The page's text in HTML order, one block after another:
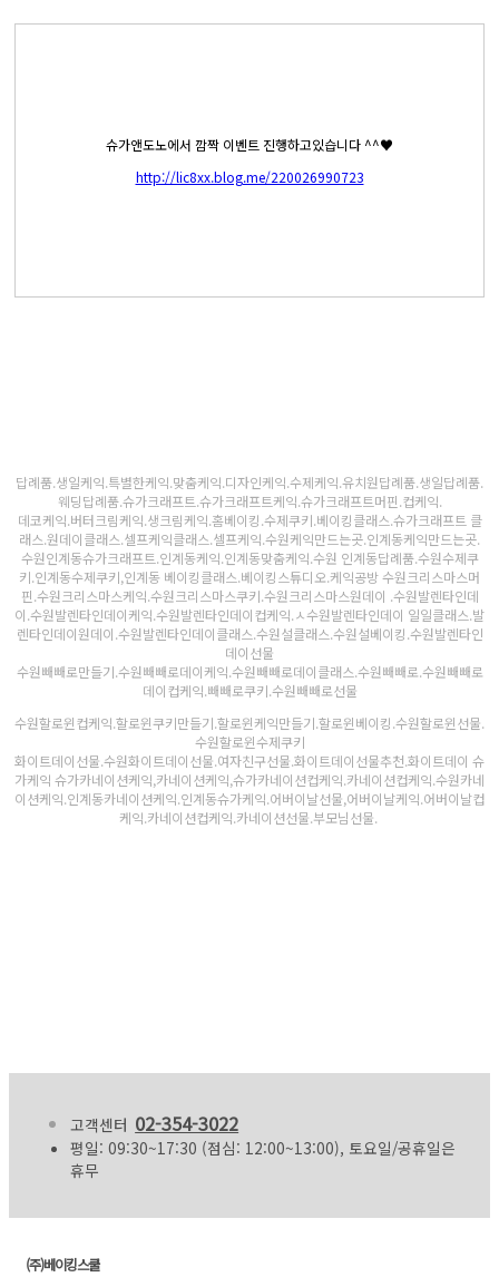
슈가앤도노에서 깜짝 이벤트 진행하고있습니다 ^^♥
http://lic8xx.blog.me/220026990723
답례품.생일케익.특별한케익.맞춤케익.디자인케익.수제케익.유치원답례품.생일답례품.
웨딩답례품.슈가크래프트.슈가크래프트케익.슈가크래프트머핀.컵케익.
데코케익.버터크림케익.생크림케익.홈베이킹.수제쿠키.베이킹클래스.슈가크래프트 클
래스.원데이클래스.셀프케익클래스.셀프케익.수원케익만드는곳.인계동케익만드는곳.
수원인계동슈가크래프트.인계동케익.인계동맞춤케익.수원 인계동답례품.수원수제쿠
키.인계동수제쿠키,인계동 베이킹클래스.베이킹스튜디오.케익공방 수원크리스마스머
핀.수원크리스마스케익.수원크리스마스쿠키.수원크리스마스원데이 .수원발렌타인데
이.수원발렌타인데이케익.수원발렌타인데이컵케익.ㅅ수원발렌타인데이 일일클래스.발
렌타인데이원데이.수원발렌타인데이클래스.수원설클래스.수원설베이킹.수원발렌타인
데이선물
수원빼빼로만들기.수원빼빼로데이케익.수원빼빼로데이클래스.수원빼빼로.수원빼빼로
데이컵케익.빼빼로쿠키.수원빼빼로선물
수원할로윈컵케익.할로윈쿠키만들기.할로윈케익만들기.할로윈베이킹.수원할로윈선물.
수원할로윈수제쿠키
화이트데이선물.수원화이트데이선물.여자친구선물.화이트데이선물추천.화이트데이 슈
가케익 슈가카네이션케익,카네이션케익,슈가카네이션컵케익.카네이션컵케익.수원카네
이션케익.인계동카네이션케익.인계동슈가케익.어버이날선물,어버이날케익.어버이날컵
케익.카네이션컵케익.카네이션선물.부모님선물.
고객센터 02-354-3022
평일: 09:30~17:30 (점심: 12:00~13:00), 토요일/공휴일은
휴무
(주)베이킹스쿨